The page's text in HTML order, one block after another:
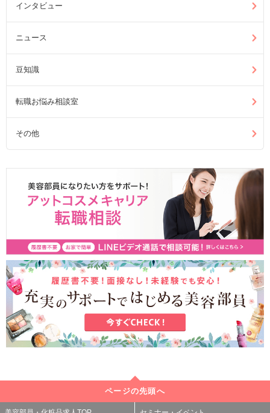
インタビュー
ニュース
豆知識
転職お悩み相談室
その他
ページの先頭へ